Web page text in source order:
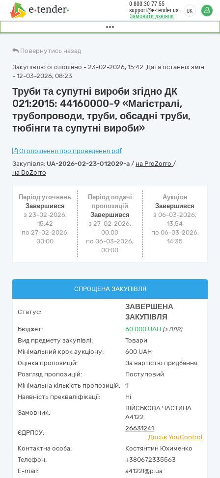
Замовити дзвінок
0 800 30 77 55
support@e-tender.ua
UK
Повернутись назад
Закупівлю оголошено - 23-02-2026, 15:42. Дата останніх змін
- 12-03-2026, 08:23
Труби та супутні вироби згідно ДК
021:2015: 44160000-9 «Магістралі,
трубопроводи, труби, обсадні труби,
тюбінги та супутні вироби»
Оголошення про проведення.pdf
Закупівля: UA-2026-02-23-012029-a / на ProZorro /
на DoZorro
Період уточнень
Завершився
з 23-02-2026,
15:42
по 27-02-2026,
00:00
Період подачі
пропозицій
Завершився
з 27-02-2026,
00:00
по 06-03-2026,
00:00
Аукціон
Завершився
з 06-03-2026,
13:54
по 06-03-2026,
14:35
СПРОЩЕНА ЗАКУПІВЛЯ
Статус:
ЗАВЕРШЕНА
ЗАКУПІВЛЯ
Бюджет: 60 000 UAH (з ПДВ)
Вид предмету закупівлі:
Товари
Мінімальний крок аукціону:
600 UAH
Оцінка пропозицій:
За вартістю придбання
Розгляд пропозицій:
Поступовий
Мінімальна кількість пропозицій:
1
Наявність прекваліфікації:
Ні
Замовник:
ВІЙСЬКОВА ЧАСТИНА
А4122
ЄДРПОУ:
26631241
Досьє YouControl
Контактна особа:
Костянтин Юхименко
Телефон:
+380672335563
E-mail:
a4122l@p.ua